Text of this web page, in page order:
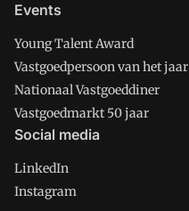
Events
Young Talent Award
Vastgoedpersoon van het jaar
Nationaal Vastgoeddiner
Vastgoedmarkt 50 jaar
Social media
LinkedIn
Instagram